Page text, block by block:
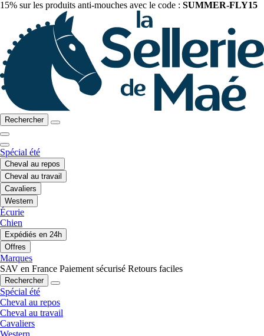
15% sur les produits anti-mouches avec le code : SUMMER-FLY15
Rechercher
Spécial été
Cheval au repos
Cheval au travail
Cavaliers
Western
Écurie
Chien
Expédiés en 24h
Offres
Marques
SAV en France Paiement sécurisé Retours faciles
Rechercher
Spécial été
Cheval au repos
Cheval au travail
Cavaliers